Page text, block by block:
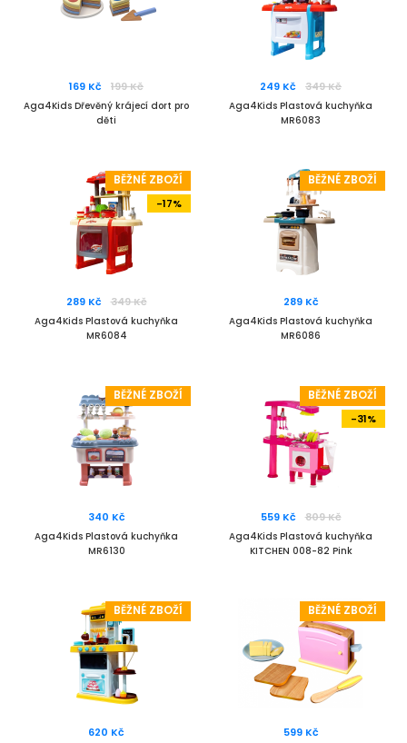
169 Kč 199 Kč
Aga4Kids Dřevěný krájecí dort pro
děti
249 Kč 349 Kč
Aga4Kids Plastová kuchyňka
MR6083
BĚŽNÉ ZBOŽÍ
-17%
289 Kč 349 Kč
Aga4Kids Plastová kuchyňka
MR6084
BĚŽNÉ ZBOŽÍ
289 Kč
Aga4Kids Plastová kuchyňka
MR6086
BĚŽNÉ ZBOŽÍ
340 Kč
Aga4Kids Plastová kuchyňka
MR6130
BĚŽNÉ ZBOŽÍ
-31%
559 Kč 809 Kč
Aga4Kids Plastová kuchyňka
KITCHEN 008-82 Pink
BĚŽNÉ ZBOŽÍ
620 Kč
BĚŽNÉ ZBOŽÍ
599 Kč